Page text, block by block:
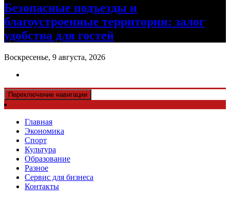
Безопасные подъезды и
благоустроенные территории: залог
удобства для гостей
Воскресенье, 9 августа, 2026
Переключение навигации
Главная
Экономика
Спорт
Культура
Образование
Разное
Сервис для бизнеса
Контакты